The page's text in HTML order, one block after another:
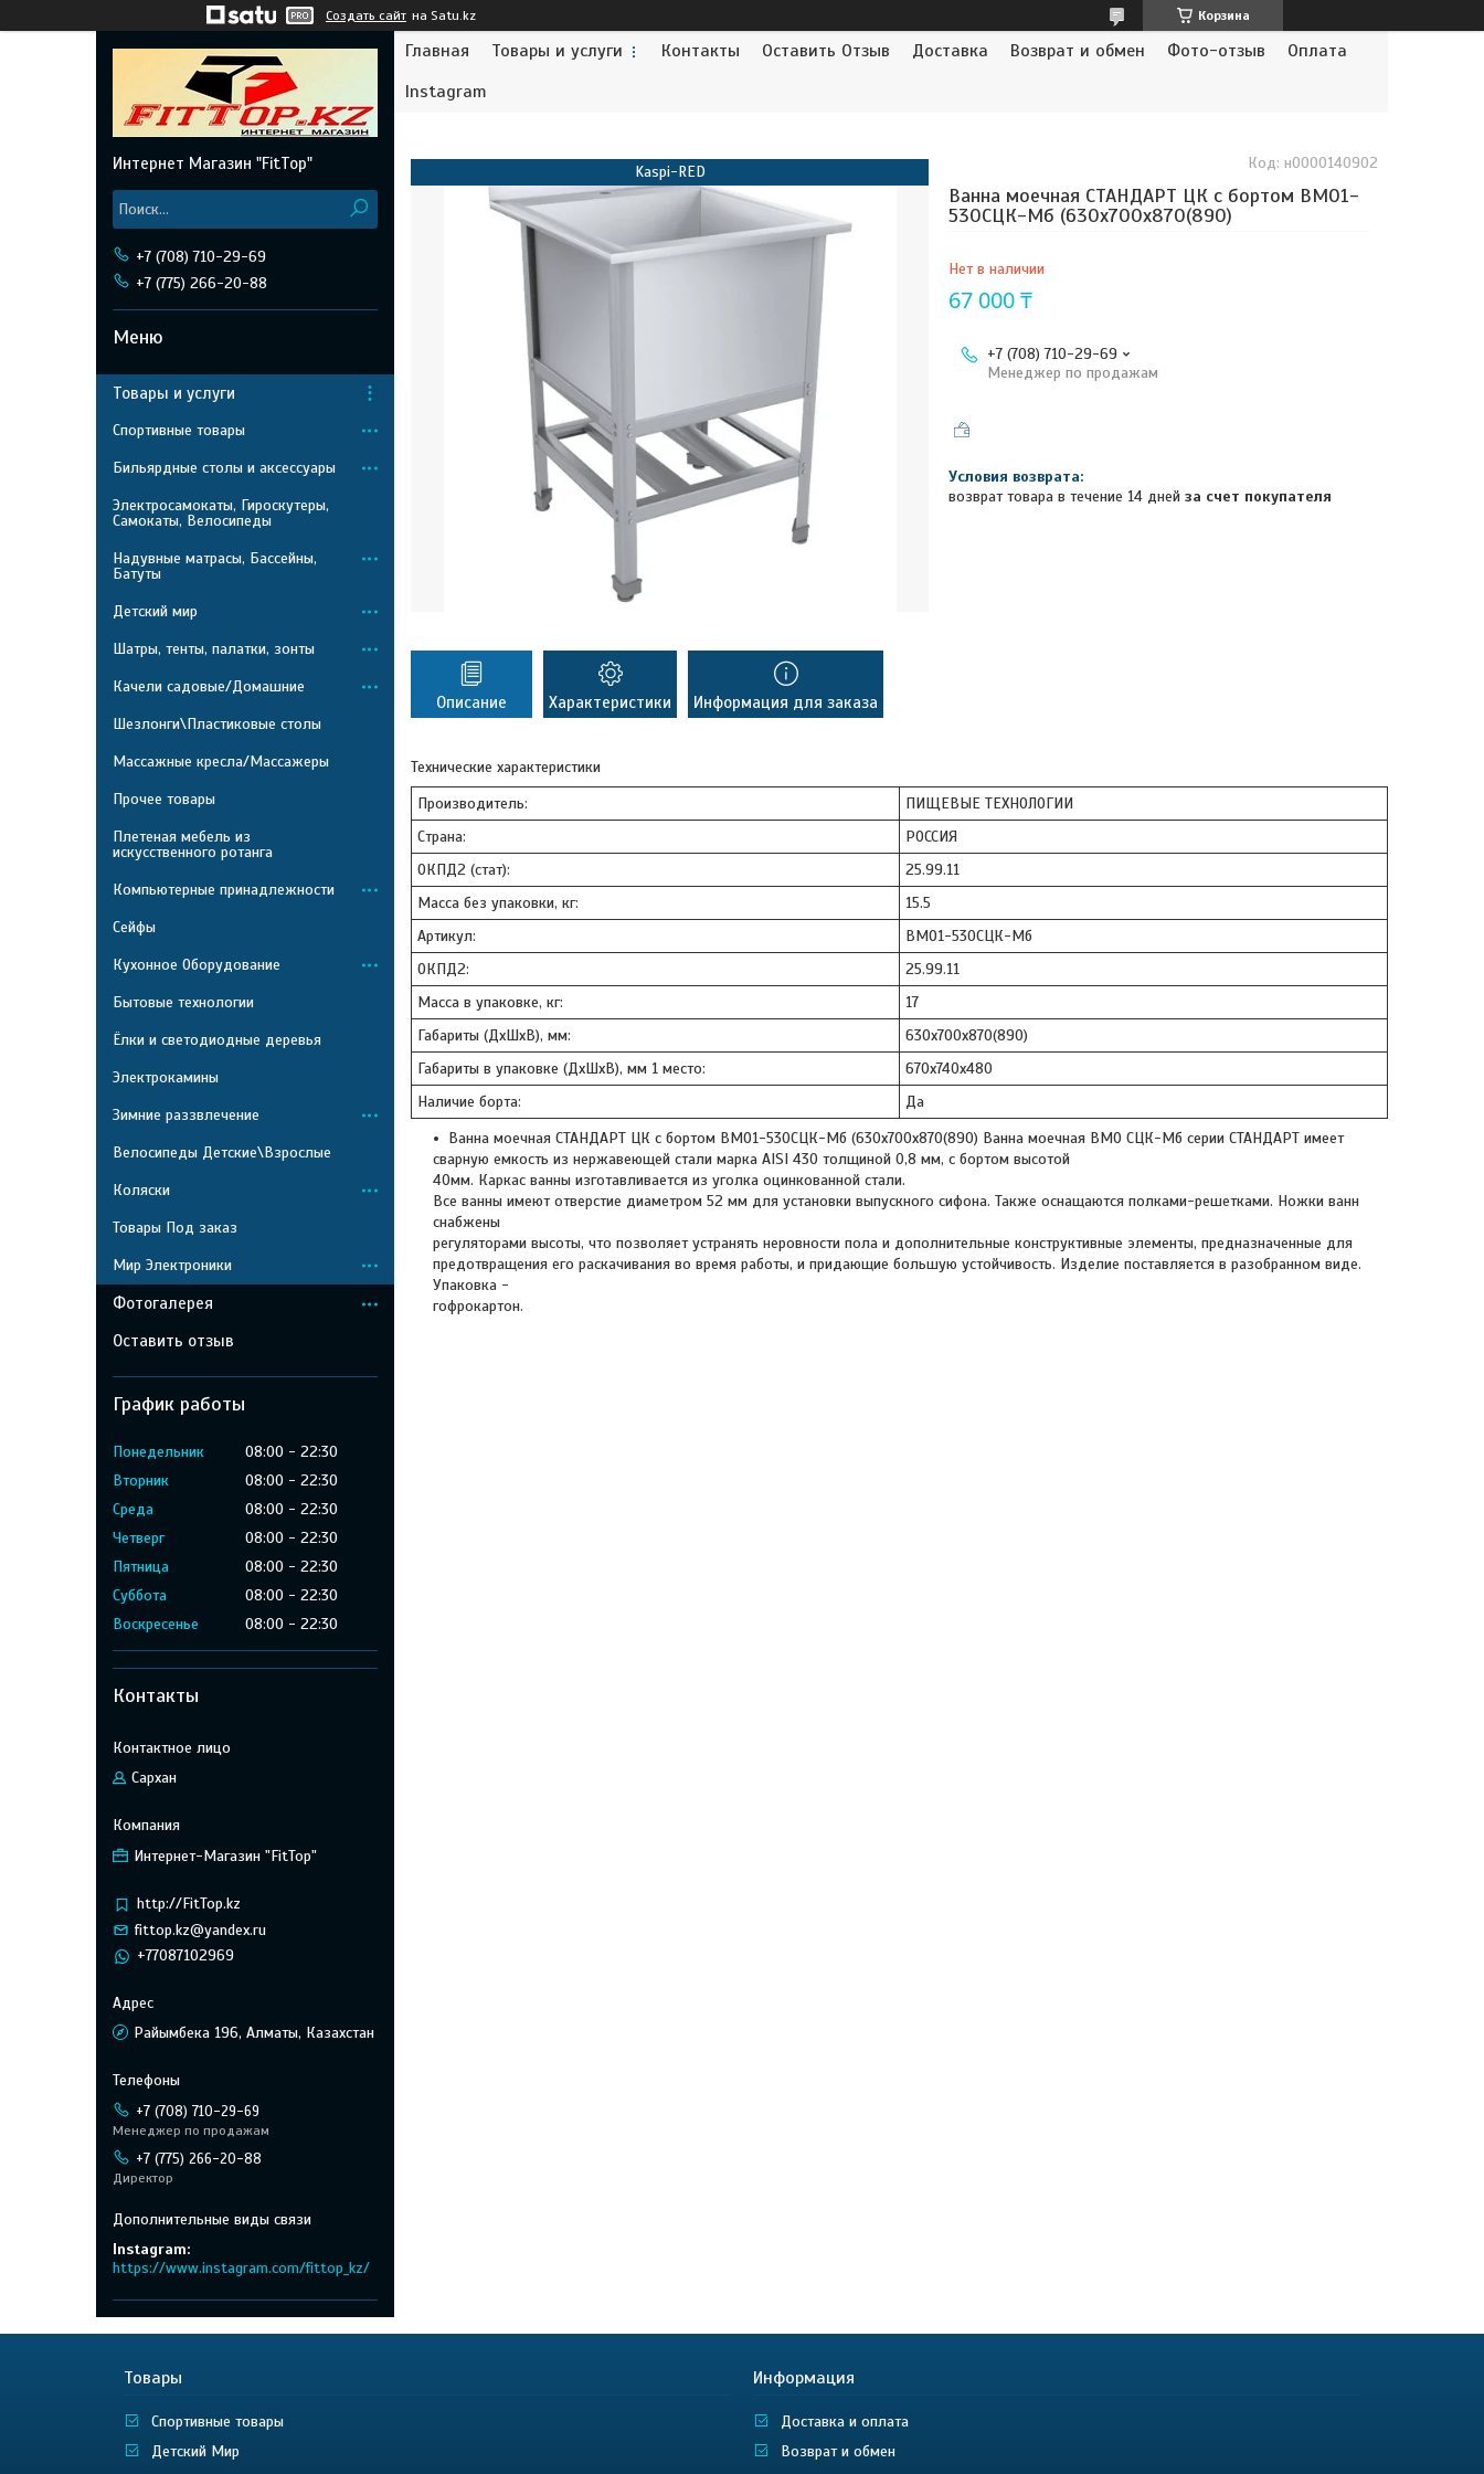
Создать сайт на Satu.kz Корзина
Главная Товары и услуги Контакты Оставить Отзыв Доставка Возврат и обмен Фото-отзыв
Оплата
Instagram
Kaspi-RED
Ванна моечная СТАНДАРТ ЦК с бортом ВМО1-
530СЦК-Мб (630х700х870(890)
Нет в наличии
Код:н0000140902
67 000 ₸
+7 (708) 710-29-69
Менеджер по продажам
возврат товара в течение 14 дней за счет покупателя
Описание Характеристики Информация для заказа
Технические характеристики
Производитель:
ПИЩЕВЫЕ ТЕХНОЛОГИИ
Страна:
РОССИЯ
ОКПД2 (стат):
25.99.11
Масса без упаковки, кг:
15.5
Артикул:
ВМО1-530СЦК-Мб
ОКПД2:
25.99.11
Масса в упаковке, кг:
17
Габариты (ДхШхВ), мм:
630х700х870(890)
Габариты в упаковке (ДхШхВ), мм 1 место:
670х740х480
Наличие борта:
Да
Ванна моечная СТАНДАРТ ЦК с бортом ВМО1-530СЦК-Мб (630х700х870(890) Ванна моечная ВМО СЦК-Мб серии СТАНДАРТ имеет
сварную емкость из нержавеющей стали марка AISI 430 толщиной 0,8 мм, с бортом высотой
40мм. Каркас ванны изготавливается из уголка оцинкованной стали.
Все ванны имеют отверстие диаметром 52 мм для установки выпускного сифона. Также оснащаются полками-решетками. Ножки ванн
снабжены
регуляторами высоты, что позволяет устранять неровности пола и дополнительные конструктивные элементы, предназначенные для
предотвращения его раскачивания во время работы, и придающие большую устойчивость. Изделие поставляется в разобранном виде.
Упаковка -
гофрокартон.
Интернет Магазин "FitTop"
+7 (708) 710-29-69
+7 (775) 266-20-88
Товары и услуги
Спортивные товары
Бильярдные столы и аксессуары
Электросамокаты, Гироскутеры,
Самокаты, Велосипеды
Надувные матрасы, Бассейны,
Батуты
Детский мир
Шатры, тенты, палатки, зонты
Качели садовые/Домашние
Шезлонги\Пластиковые столы
Массажные кресла/Массажеры
Прочее товары
Плетеная мебель из
искусственного ротанга
Компьютерные принадлежности
Сейфы
Кухонное Оборудование
Бытовые технологии
Ёлки и светодиодные деревья
Электрокамины
Зимние раззвлечение
Велосипеды Детские\Взрослые
Коляски
Товары Под заказ
Мир Электроники
Фотогалерея
Оставить отзыв
График работы
Понедельник 08:00
22:30
Вторник
08:00
22:30
Среда
08:00
22:30
Четверг
08:00
22:30
Пятница
08:00
22:30
Суббота
08:00
22:30
Воскресенье
08:00 22:30
Контакты
Сархан
Интернет-Магазин "FitTop"
http://FitTop.kz
fittop.kz@yandex.ru
+77087102969
Райымбека 196, Алматы, Казахстан
+7 (708) 710-29-69
Менеджер по продажам
+7 (775) 266-20-88
Директор
Instagram
https://www.instagram.com/fittop_kz/
Товары
Спортивные товары
Детский Мир
Информация
Доставка и оплата
Возврат и обмен